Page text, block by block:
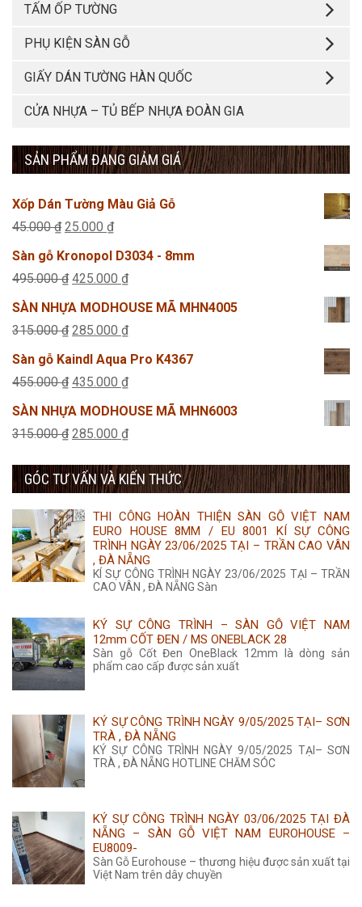
TẤM ỐP TƯỜNG
PHỤ KIỆN SÀN GỖ
GIẤY DÁN TƯỜNG HÀN QUỐC
CỬA NHỰA – TỦ BẾP NHỰA ĐOÀN GIA
SẢN PHẨM ĐANG GIẢM GIÁ
Xốp Dán Tường Màu Giả Gỗ
45.000₫ Giá
gốc
là:
25.000 ₫Giá
hiện
tại
25.000 ₫.
Sàn gỗ Kronopol D3034 - 8mm
495.000₫ Giá
gốc
là:
425.000 ₫Giá
hiện
tại
425.000 ₫.
SÀN NHỰA MODHOUSE MÃ MHN4005
315.000₫ Giá
gốc
là:
285.000 ₫Giá
hiện
tại
285.000 ₫.
Sàn gỗ Kaindl Aqua Pro K4367
455.000₫ Giá
gốc
là:
435.000 ₫Giá
hiện
tại
435.000 ₫.
SÀN NHỰA MODHOUSE MÃ MHN6003
315.000₫ Giá
là:
285.000 ₫Giá
tại
285.000 ₫.
GÓC TƯ VẤN VÀ KIẾN THỨC
THI CÔNG HOÀN THIỆN SÀN GỖ VIỆT NAM
EURO HOUSE 8MM / EU 8001 KÍ SỰ CÔNG
TRÌNH NGÀY 23/06/2025 TẠI – TRẦN CAO VÂN
, ĐÀ NẴNG
KÍ SỰ CÔNG TRÌNH NGÀY 23/06/2025 TẠI – TRẦN
CAO VÂN , ĐÀ NẴNG Sàn
KÝ SỰ CÔNG TRÌNH – SÀN GỖ VIỆT NAM
12mm CỐT ĐEN / MS ONEBLACK 28
Sàn gỗ Cốt Đen OneBlack 12mm là dòng sản
phẩm cao cấp được sản xuất
KÝ SỰ CÔNG TRÌNH NGÀY 9/05/2025 TẠI– SƠN
TRÀ , ĐÀ NẴNG
KÝ SỰ CÔNG TRÌNH NGÀY 9/05/2025 TẠI– SƠN
TRÀ , ĐÀ NẴNG HOTLINE CHĂM SÓC
KÝ SỰ CÔNG TRÌNH NGÀY 03/06/2025 TẠI ĐÀ
NẴNG – SÀN GỖ VIỆT NAM EUROHOUSE –
EU8009-
Sàn Gỗ Eurohouse – thương hiệu được sản xuất tại
Việt Nam trên dây chuyền